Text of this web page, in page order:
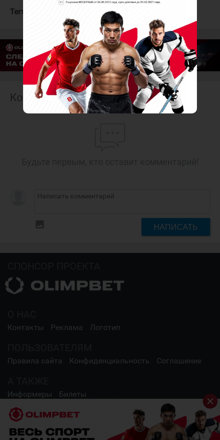
Теги: Зауралье
Комментарии
НАПИСАТЬ
Контакты Реклама Логотип
Правила сайта Конфиденциальность Соглашение
Информеры Билеты
СОЦИАЛЬНЫЕ СЕТИ